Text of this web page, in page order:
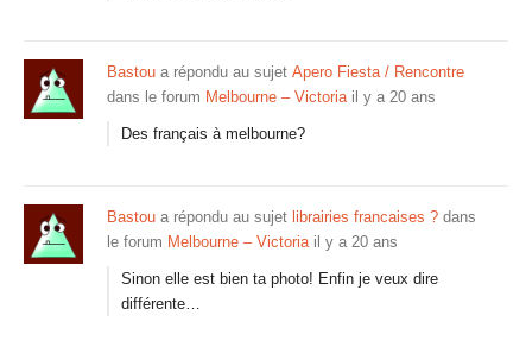
Bastou a répondu au sujet Apero Fiesta / Rencontre
dans le forum Melbourne – Victoria il y a 20 ans
Des français à melbourne?
Bastou a répondu au sujet librairies francaises ? dans
le forum Melbourne – Victoria il y a 20 ans
Sinon elle est bien ta photo! Enfin je veux dire
différente…